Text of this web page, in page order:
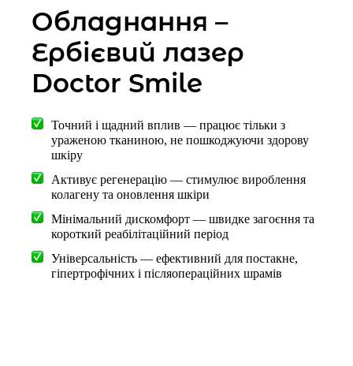
Обладнання –
Ербієвий лазер
Doctor Smile
Точний і щадний вплив — працює тільки з
ураженою тканиною, не пошкоджуючи здорову
шкіру
Активує регенерацію — стимулює вироблення
колагену та оновлення шкіри
Мінімальний дискомфорт — швидке загоєння та
короткий реабілітаційний період
Універсальність — ефективний для постакне,
гіпертрофічних і післяопераційних шрамів